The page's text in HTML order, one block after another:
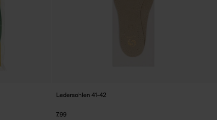
Ledersohlen 41-42
7.99